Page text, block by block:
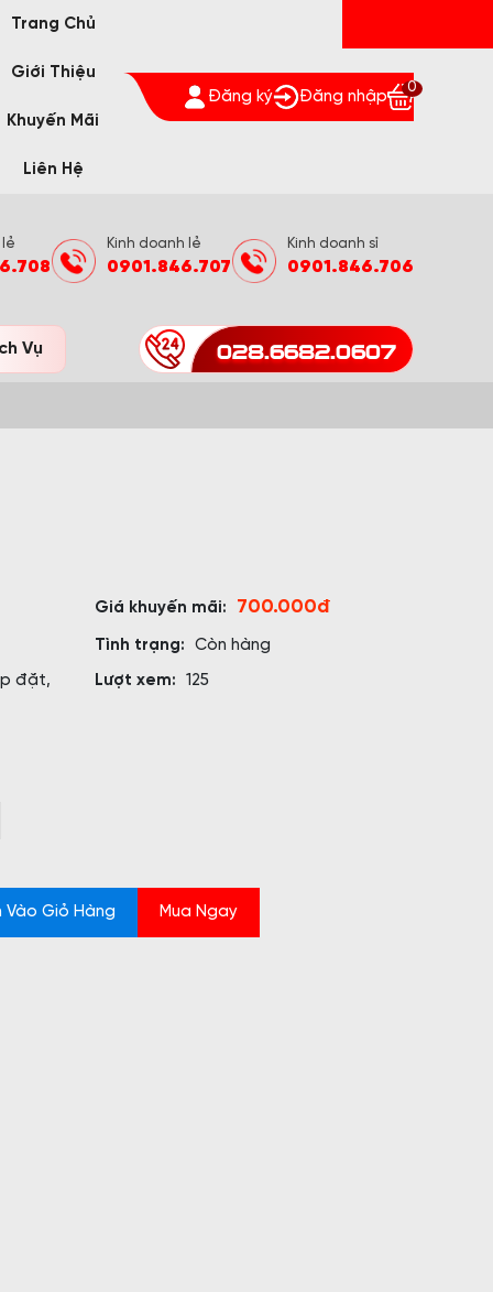
Trang Chủ
Giới Thiệu
Khuyến Mãi
Liên Hệ
Đăng ký Đăng nhập
0
lẻ Kinh doanh lẻ
0901.846.707
Kinh doanh sỉ
0901.846.706
Vụ 028.6682.0607
Giá khuyến mãi: 700.000đ
Tình trạng:
Còn hàng
đặt,
Lượt xem: 125
Vào Giỏ Hàng Mua Ngay